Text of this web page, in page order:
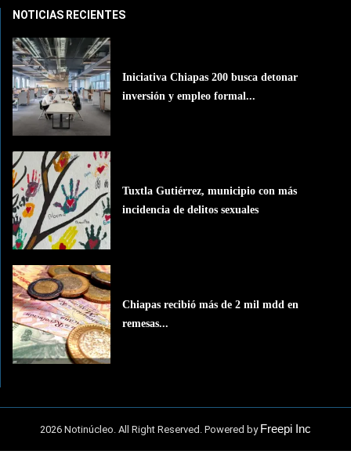
NOTICIAS RECIENTES
Iniciativa Chiapas 200 busca detonar
inversión y empleo formal...
Tuxtla Gutiérrez, municipio con más
incidencia de delitos sexuales
Chiapas recibió más de 2 mil mdd en
remesas...
2026 Notinúcleo. All Right Reserved. Powered by Freepi Inc